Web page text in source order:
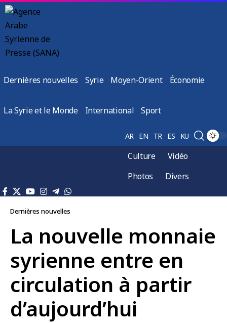
Dernières nouvelles Syrie Moyen-Orient Économie
La Syrie et le Monde International Sport
AR EN TR ES KU
Culture
Vidéo
Photos
Divers
Dernières nouvelles
La nouvelle monnaie
syrienne entre en
circulation à partir
d’aujourd’hui